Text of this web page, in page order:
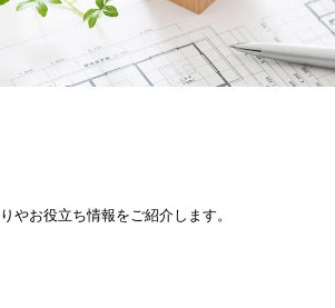
りのこだわり
ムが自信を持ってお伝えできる「高品質
心な保証」「宿泊体験」の4つのポイン
省エネ・快適」「構造・耐震・制震」「
をしなければならないのか？その理由
普及への取り組み
やお役立ち情報をご紹介します。